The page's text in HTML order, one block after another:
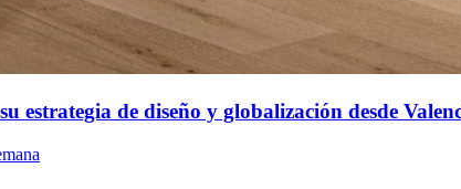
estrategia de diseño y globalización desde